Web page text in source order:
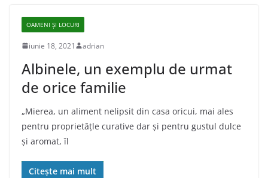
OAMENI ȘI LOCURI
iunie 18, 2021 adrian
Albinele, un exemplu de urmat
de orice familie
„Mierea, un aliment nelipsit din casa oricui, mai ales
pentru proprietățle curative dar și pentru gustul dulce
și aromat, îl
Citește mai mult